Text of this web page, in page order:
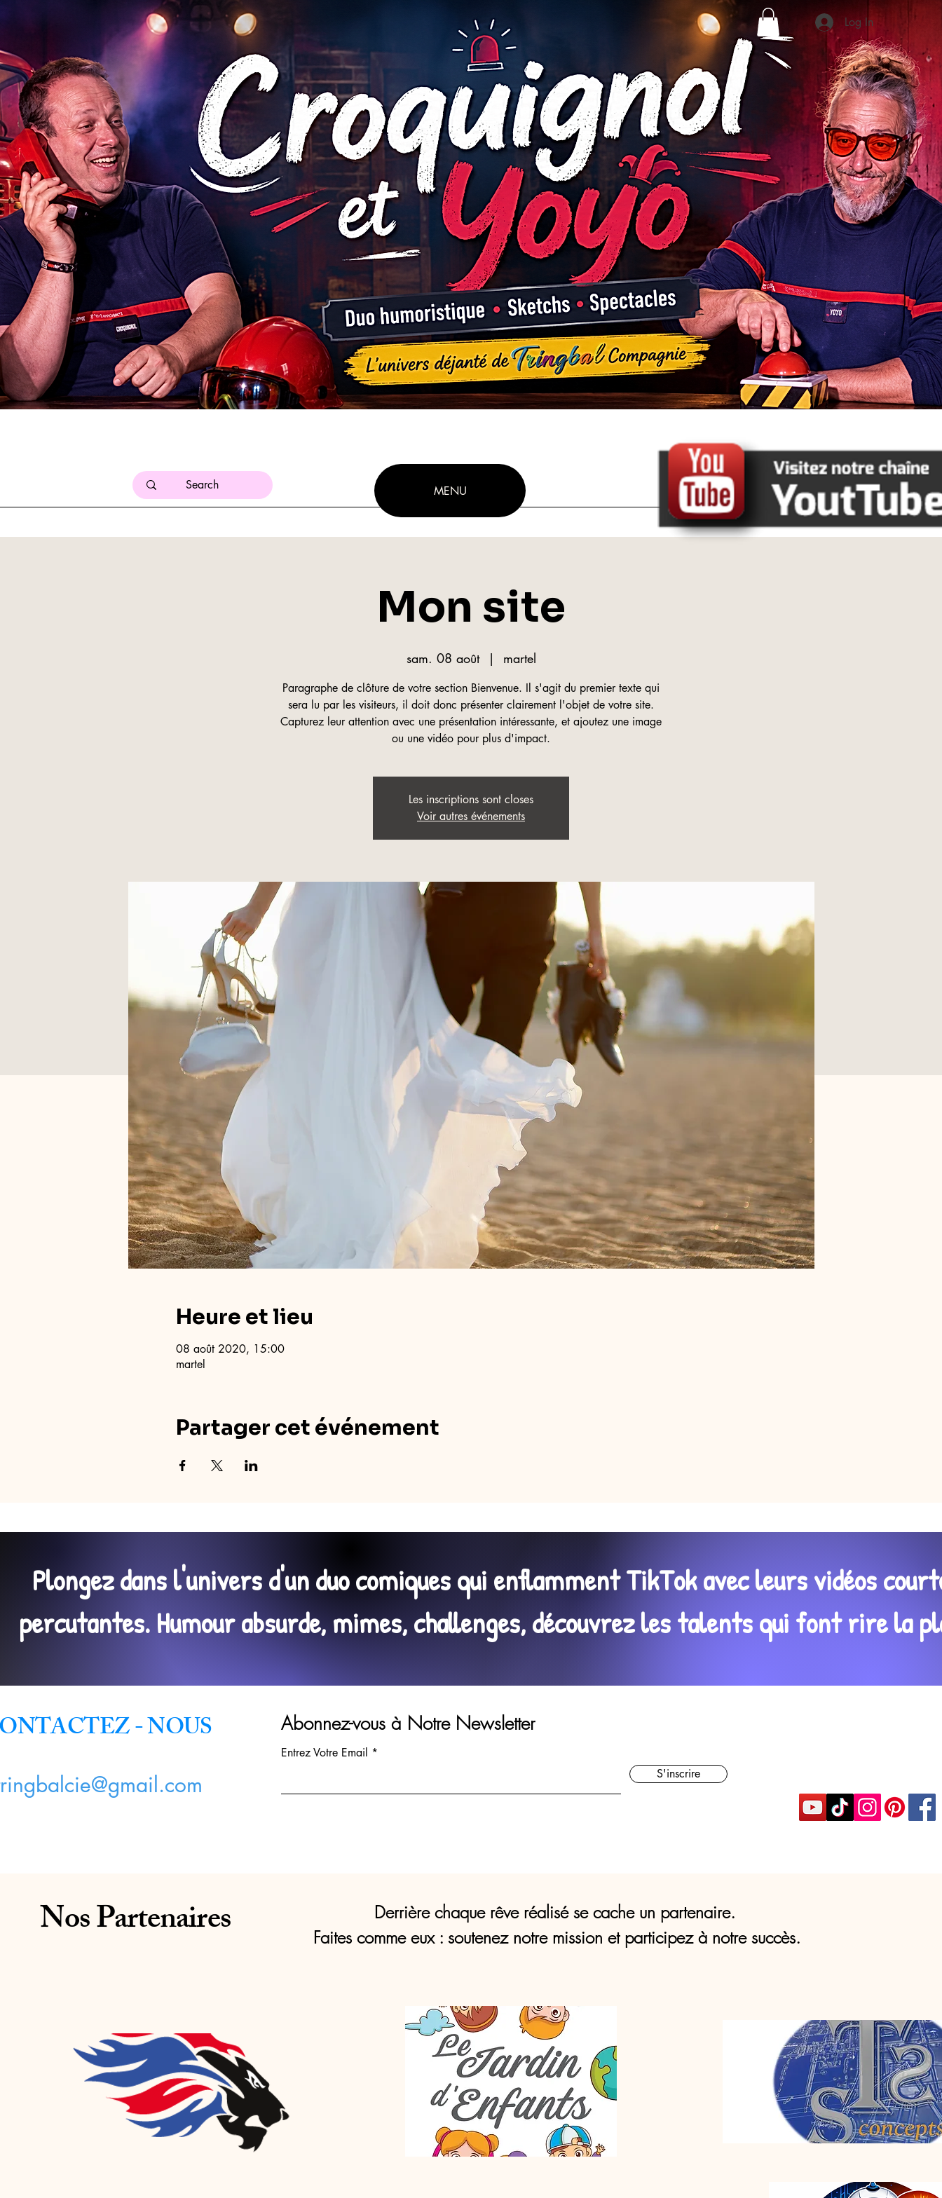
Log In
MENU
Mon site
sam. 08 août
  |
martel
Paragraphe de clôture de votre section Bienvenue. Il s'agit du premier texte qui
sera lu par les visiteurs, il doit donc présenter clairement l'objet de votre site.
Capturez leur attention avec une présentation intéressante, et ajoutez une image
ou une vidéo pour plus d'impact.
Les inscriptions sont closes
Voir autres événements
Heure et lieu
08 août 2020, 15:00
martel
Partager cet événement
Plongez dans l'univers d'un duo comiques qui enflamment TikTok avec leurs vidéos
percutantes. Humour absurde, mimes, challenges, découvrez les talents qui font rire la
Derrière chaque rêve réalisé se cache un partenaire.
Faites comme eux : soutenez notre mission et participez à notre succès.
Nos Partenaires
- NOUS Abonnez-vous à Notre Newsletter
Entrez Votre Email
S'inscrire